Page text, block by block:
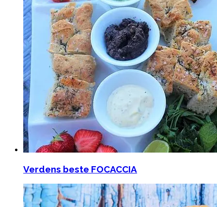
Verdens beste FOCACCIA